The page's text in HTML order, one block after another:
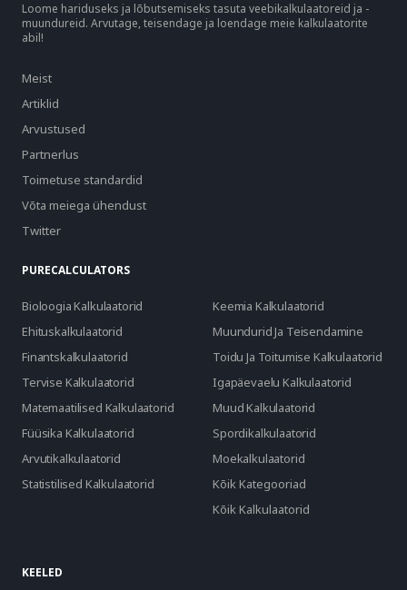
Loome hariduseks ja lõbutsemiseks tasuta veebikalkulaatoreid ja -
muundureid. Arvutage, teisendage ja loendage meie kalkulaatorite
abil!
Meist
Artiklid
Arvustused
Partnerlus
Toimetuse standardid
Võta meiega ühendust
Twitter
PURECALCULATORS
Bioloogia Kalkulaatorid
Keemia Kalkulaatorid
Ehituskalkulaatorid
Muundurid Ja Teisendamine
Finantskalkulaatorid
Toidu Ja Toitumise Kalkulaatorid
Tervise Kalkulaatorid
Igapäevaelu Kalkulaatorid
Matemaatilised Kalkulaatorid
Muud Kalkulaatorid
Füüsika Kalkulaatorid
Spordikalkulaatorid
Arvutikalkulaatorid
Moekalkulaatorid
Statistilised Kalkulaatorid
Kõik Kategooriad
Kõik Kalkulaatorid
KEELED